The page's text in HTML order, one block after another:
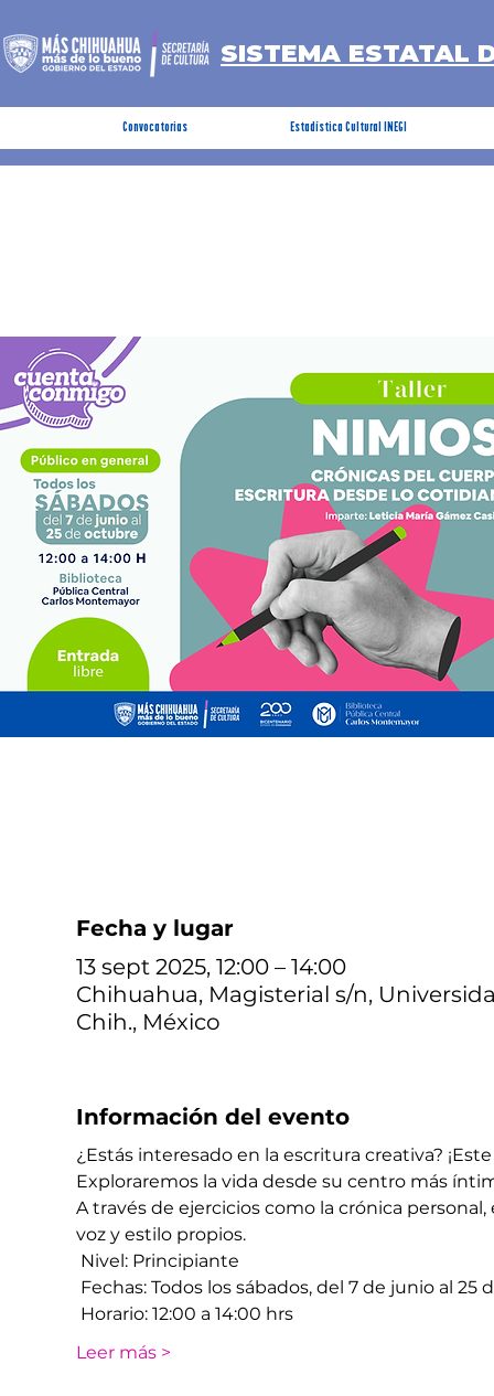
SISTEMA ESTATAL
Convocatorias Estadística Cultural INEGI
Fecha y lugar
13 sept 2025, 12:00 – 14:00
Chihuahua, Magisterial s/n,
Chih., México
Información del evento
¿Estás interesado en la escritura creativa?
Exploraremos la vida desde su centro más
A través de ejercicios como la crónica
voz y estilo propios.
Nivel: Principiante
Fechas: Todos los sábados, del 7 de junio al 25
Horario: 12:00 a 14:00 hrs
Leer más >